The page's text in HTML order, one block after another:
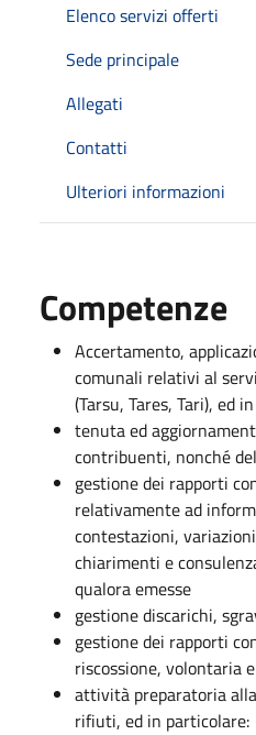
Elenco servizi offerti
Sede principale
Allegati
Contatti
Ulteriori informazioni
Competenze
Accertamento,
comunali relativi al
(Tarsu, Tares, Tari), ed
tenuta ed
contribuenti, nonché
gestione dei rapporti
relativamente ad
contestazioni,
chiarimenti e
qualora emesse
gestione discarichi,
gestione dei rapporti
riscossione, volontaria
attività preparatoria
rifiuti, ed in particolare: